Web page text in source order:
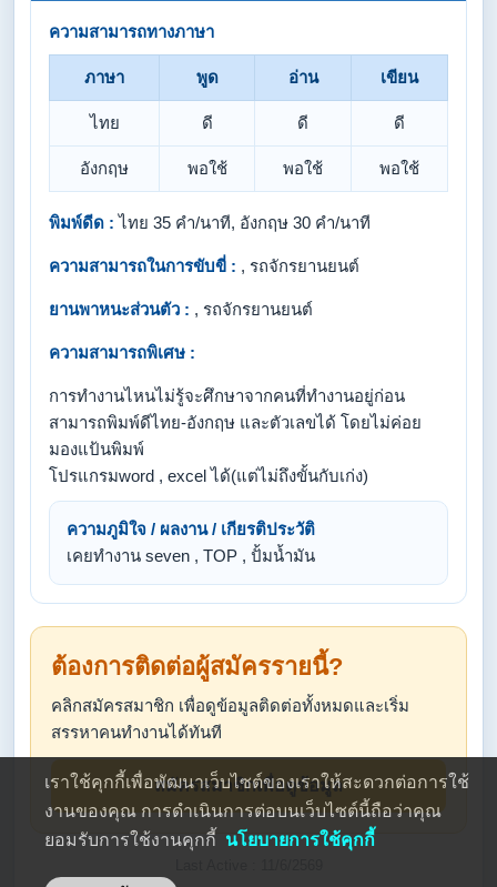
ความสามารถทางภาษา
ภาษา พูด อ่าน เขียน
ไทย ดี ดี ดี
อังกฤษ พอใช้ พอใช้ พอใช้
พิมพ์ดีด : ไทย 35 คำ/นาที, อังกฤษ 30 คำ/นาที
ความสามารถในการขับขี่ : , รถจักรยานยนต์
ยานพาหนะส่วนตัว : , รถจักรยานยนต์
ความสามารถพิเศษ :
การทำงานไหนไม่รู้จะศึกษาจากคนที่ทำงานอยู่ก่อน
สามารถพิมพ์ดีไทย-อังกฤษ และตัวเลขได้ โดยไม่ค่อย
มองแป้นพิมพ์
โปรแกรมword , excel ได้(แต่ไม่ถึงขั้นกับเก่ง)
ความภูมิใจ / ผลงาน / เกียรติประวัติ
เคยทำงาน seven , TOP , ปั้มน้ำมัน
ต้องการติดต่อผู้สมัครรายนี้?
คลิกสมัครสมาชิก เพื่อดูข้อมูลติดต่อทั้งหมดและเริ่ม
สรรหาคนทำงานได้ทันที
สมัครสมาชิกเพื่อดูข้อมูล
เราใช้คุกกี้เพื่อพัฒนาเว็บไซต์ของเราให้สะดวกต่อการใช้
งานของคุณ การดำเนินการต่อบนเว็บไซต์นี้ถือว่าคุณ
ยอมรับการใช้งานคุกกี้ นโยบายการใช้คุกกี้